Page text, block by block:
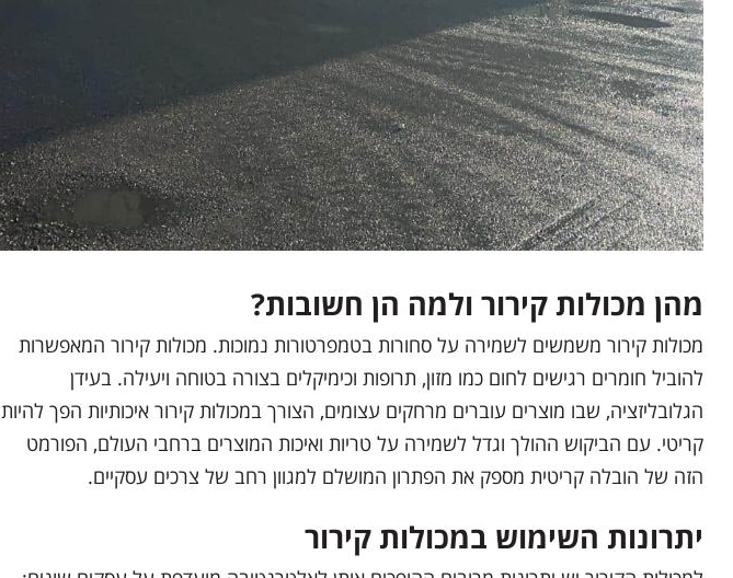
מהן מכולות קירור ולמה הן חשובות?
מכולות קירור משמשים לשמירה על סחורות בטמפרטורות נמוכות. מכולות קירור המאפשרות
להוביל חומרים רגישים לחום כמו מזון, תרופות וכימיקלים בצורה בטוחה ויעילה. בעידן
הגלובליזציה, שבו מוצרים עוברים מרחקים עצומים, הצורך במכולות קירור איכותיות הפך להיות
קריטי. עם הביקוש ההולך וגדל לשמירה על טריות ואיכות המוצרים ברחבי העולם, הפורמט
הזה של הובלה קריטית מספק את הפתרון המושלם למגוון רחב של צרכים עסקיים.
יתרונות השימוש במכולות קירור